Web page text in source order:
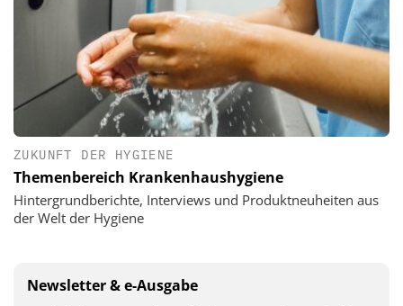
ZUKUNFT DER HYGIENE
Themenbereich Krankenhaushygiene
Hintergrundberichte, Interviews und Produktneuheiten aus
der Welt der Hygiene
Newsletter & e-Ausgabe